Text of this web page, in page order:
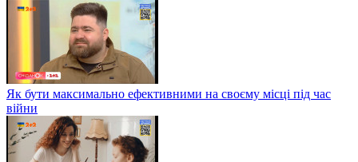
Як бути максимально ефективними на своєму місці під час
війни